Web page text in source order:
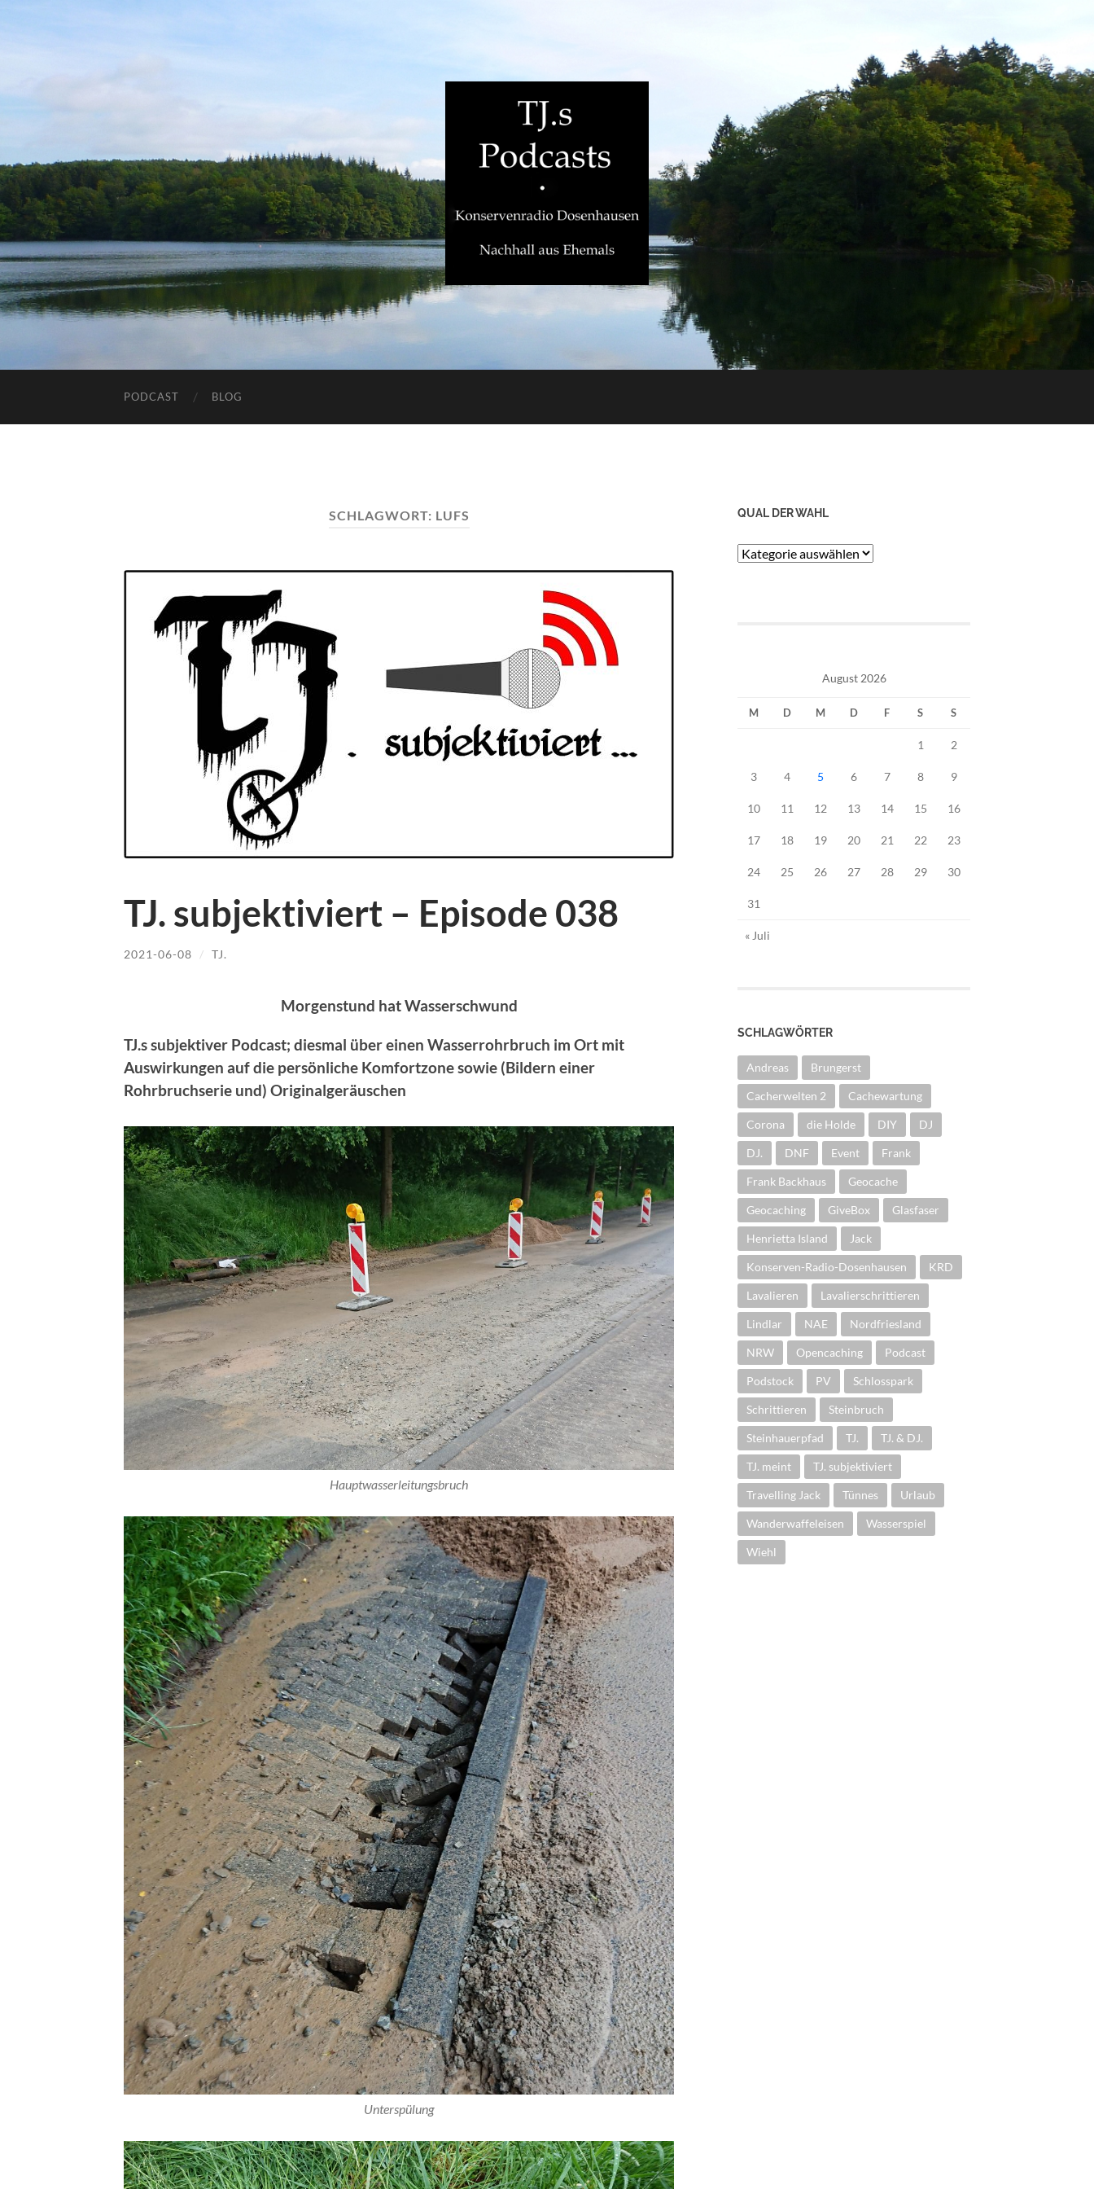
PODCAST BLOG
SCHLAGWORT: LUFS
TJ. subjektiviert – Episode 038
2021-06-08 / TJ.
Morgenstund hat Wasserschwund
TJ.s subjektiver Podcast; diesmal über einen Wasserrohrbruch im Ort mit
Auswirkungen auf die persönliche Komfortzonesowie (Bildern einer
Rohrbruchserie und) Originalgeräuschen
Hauptwasserleitungsbruch
Unterspülung
QUAL DER WAHL
Qual
August 2026
M D M D F S S
1 2
3 4 5 6 7 8 9
10 11 12 13 14 15 16
17 18 19 20 21 22 23
24 25 26 27 28 29 30
31
« Juli
SCHLAGWÖRTER
Andreas Brungerst
Cacherwelten 2 Cachewartung
Corona die Holde DIY DJ
DJ. DNF Event Frank
Frank Backhaus Geocache
Geocaching GiveBox Glasfaser
Henrietta Island Jack
Konserven-Radio-Dosenhausen KRD
Lavalieren Lavalierschrittieren
Lindlar NAE Nordfriesland
NRW Opencaching Podcast
Podstock PV Schlosspark
Schrittieren Steinbruch
Steinhauerpfad TJ. TJ. & DJ.
TJ. meint TJ. subjektiviert
Travelling Jack Tünnes Urlaub
Wanderwaffeleisen Wasserspiel
Wiehl